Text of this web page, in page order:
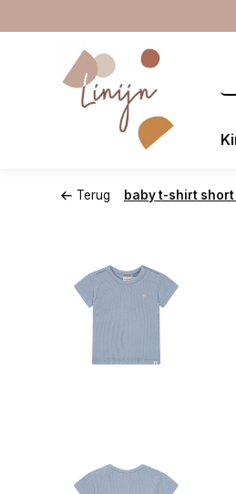
Terug baby t-shirt short